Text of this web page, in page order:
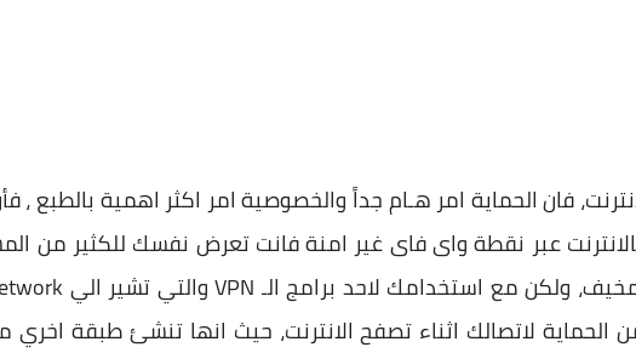
فان الحماية امر هـام جداً والخصوصية امر اكثر اهمية بالطبع ،
بالانترنت عبر نقطة واى فاى غير امنة فانت تعرض نفسك للكثير من
لاتصالك اثناء تصفح الانترنت، حيث انها تنشئ طبقة اخري